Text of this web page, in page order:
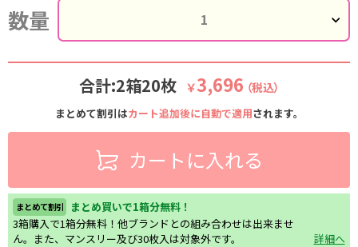
数量
合計:2箱20枚 ￥3,696 （税込）
まとめて割引はカート追加後に自動で適用されます。
カートに入れる
まとめて割引
まとめ買いで1箱分無料！
3箱購入で1箱分無料！他ブランドとの組み合わせは出来ませ
ん。また、マンスリー及び30枚入は対象外です。
詳細へ